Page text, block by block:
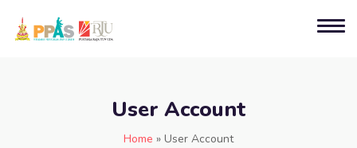
User Account
Home » User Account